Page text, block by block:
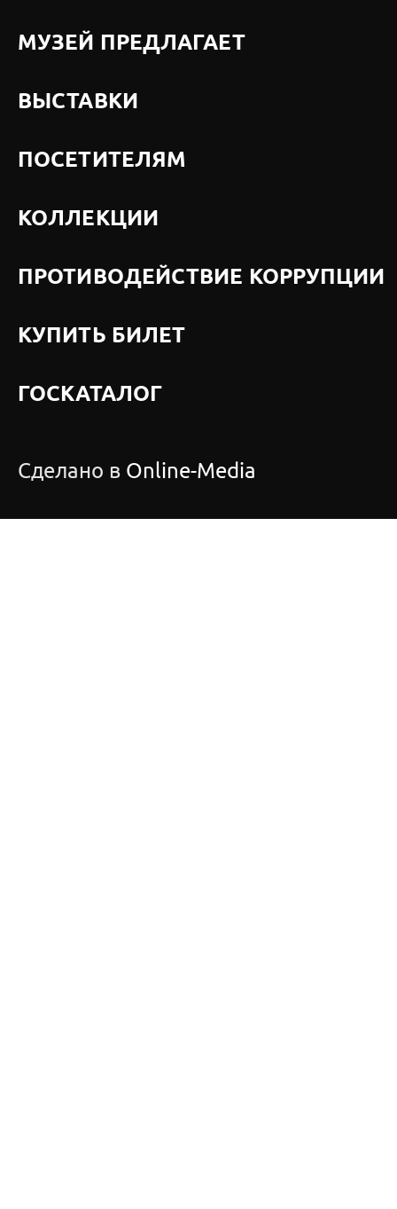
МУЗЕЙ ПРЕДЛАГАЕТ
ВЫСТАВКИ
ПОСЕТИТЕЛЯМ
КОЛЛЕКЦИИ
ПРОТИВОДЕЙСТВИЕ КОРРУПЦИИ
КУПИТЬ БИЛЕТ
ГОСКАТАЛОГ
Сделано в Online-Media